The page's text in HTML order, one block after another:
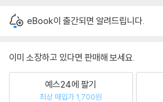
eBook이 출간되면 알려드립니다.
이미 소장하고 있다면 판매해 보세요.
예스24에 팔기
최상 매입가 1,700원